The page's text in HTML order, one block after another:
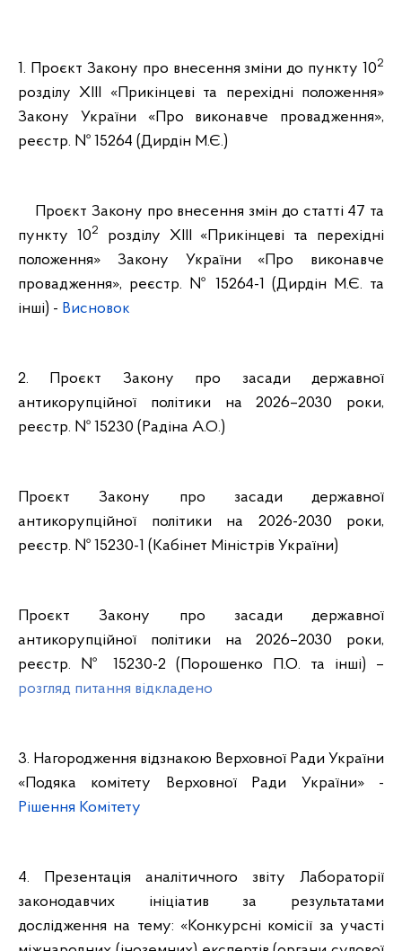
1. Проєкт Закону про внесення зміни до пункту 102
розділу XIII «Прикінцеві та перехідні положення»
Закону України «Про виконавче провадження»,
реєстр. № 15264 (Дирдін М.Є.)
Проєкт Закону про внесення змін до статті 47 та
пункту 102
розділу XIII «Прикінцеві та перехідні
положення» Закону України «Про виконавче
провадження», реєстр. № 15264-1 (Дирдін М.Є. та
інші) - Висновок
2. Проєкт Закону про засади державної
антикорупційної політики на 2026–2030 роки,
реєстр. № 15230 (Радіна А.О.)
Проєкт Закону про засади державної
антикорупційної політики на 2026-2030 роки,
реєстр. № 15230-1 (Кабінет Міністрів України)
Проєкт Закону про засади державної
антикорупційної політики на 2026–2030 роки,
реєстр. № 15230-2 (Порошенко П.О. та інші) –
розгляд питання відкладено
3. Нагородження відзнакою Верховної Ради України
«Подяка комітету Верховної Ради України» -
Рішення Комітету
4. Презентація аналітичного звіту Лабораторії
законодавчих ініціатив за результатами
дослідження на тему: «Конкурсні комісії за участі